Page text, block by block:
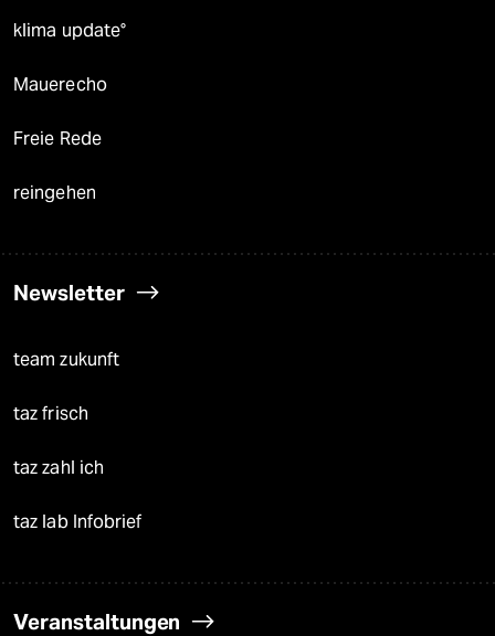
klima update°
Mauerecho
Freie Rede
reingehen
Newsletter
team zukunft
taz frisch
taz zahl ich
taz lab Infobrief
Veranstaltungen